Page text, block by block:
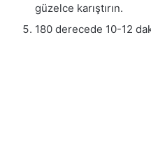
güzelce karıştırın.
180 derecede 10-12